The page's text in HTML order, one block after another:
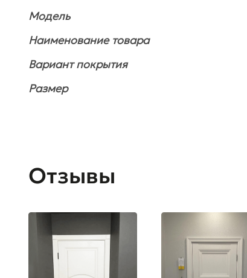
Модель
Наименование товара
Вариант покрытия
Размер
Отзывы